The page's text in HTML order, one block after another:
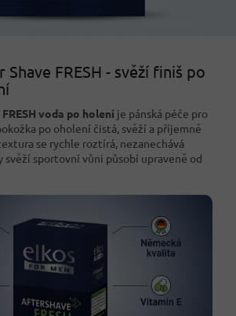
Shave FRESH - svěží finiš po
voda po holení je pánská péče pro
po oholení čistá, svěží a příjemně
se rychle roztírá, nezanechává
svěží sportovní vůni působí upraveně od